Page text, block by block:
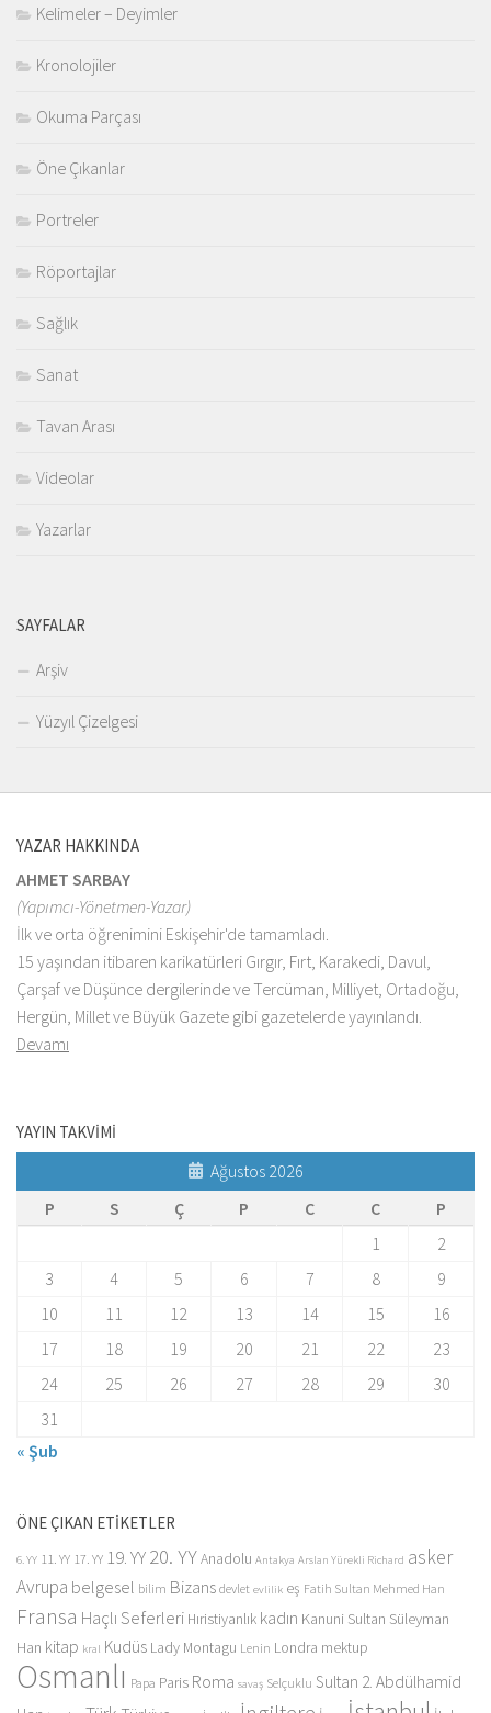
Kelimeler – Deyimler
Kronolojiler
Okuma Parçası
Öne Çıkanlar
Portreler
Röportajlar
Sağlık
Sanat
Tavan Arası
Videolar
Yazarlar
SAYFALAR
Arşiv
Yüzyıl Çizelgesi
YAZAR HAKKINDA
AHMET SARBAY
(Yapımcı-Yönetmen-Yazar)
İlk ve orta öğrenimini Eskişehir'de tamamladı.
15 yaşından itibaren karikatürleri Gırgır, Fırt, Karakedi, Davul,
Çarşaf ve Düşünce dergilerinde ve Tercüman, Milliyet, Ortadoğu,
Hergün, Millet ve Büyük Gazete gibi gazetelerde yayınlandı.
Devamı
YAYIN TAKVİMİ
Ağustos 2026
P
S Ç P C C
P
1
2
3
4 5 6 7 8
9
10
11 12 13 14 15
16
17
18 19 20 21 22
23
24
25 26 27 28 29
30
31
« Şub
ÖNE ÇIKAN ETİKETLER
6. YY 11. YY 17. YY 19. YY20. YYAnadolu Antakya Arslan Yürekli Richard asker
Avrupa belgesel bilim Bizans devlet evlilik eş Fatih Sultan Mehmed Han
Fransa Haçlı Seferleri Hıristiyanlık kadın Kanuni Sultan Süleyman
Han kitap kral Kudüs Lady Montagu Lenin Londra mektup
Osmanlı Papa Paris Roma savaş Selçuklu Sultan 2. Abdülhamid